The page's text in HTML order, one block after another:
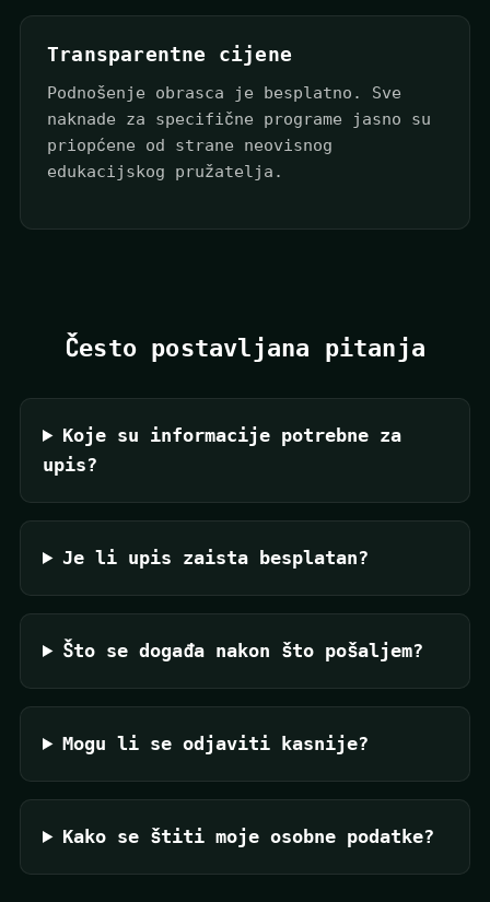
Transparentne cijene
Podnošenje obrasca je besplatno. Sve
naknade za specifične programe jasno su
priopćene od strane neovisnog
edukacijskog pružatelja.
Često postavljana pitanja
Koje su informacije potrebne za
upis?
Je li upis zaista besplatan?
Što se događa nakon što pošaljem?
Mogu li se odjaviti kasnije?
Kako se štiti moje osobne podatke?